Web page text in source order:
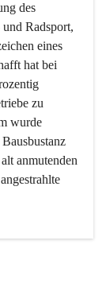
des
Radsport,
eines
hat bei
zu
wurde
anmutenden
integrativer